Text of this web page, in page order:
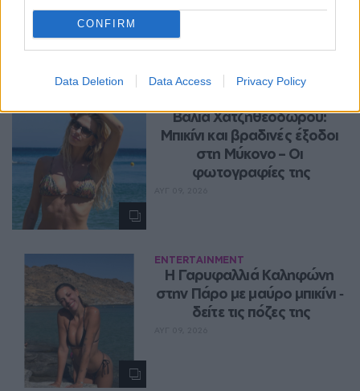
CONFIRM
Data Deletion Data Access Privacy Policy
Περισσότερα Θέματα
Βάλια Χατζηθεοδώρου:
Μπικίνι και βραδινές έξοδοι
στη Μύκονο – Οι
φωτογραφίες της
ENTERTAINMENT
Η Γαρυφαλλιά Καληφώνη
στην Πάρο με μαύρο μπικίνι ‑
δείτε τις πόζες της